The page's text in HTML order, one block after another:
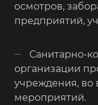
осмотров,
предприятий,
Санитарно-
организации
учреждения, во
мероприятий.